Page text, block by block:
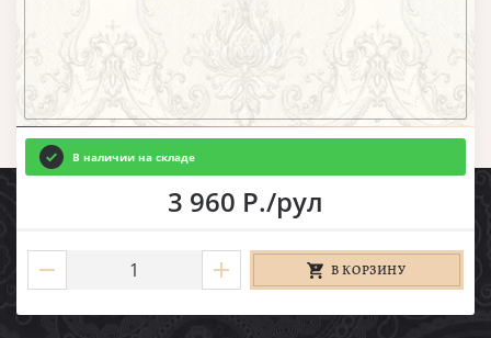
В наличии на складе
3 960 Р./рул
В КОРЗИНУ